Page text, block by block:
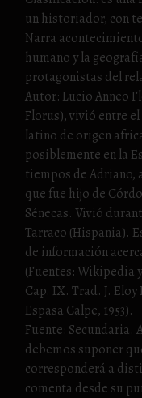
un historiador, con
Narra
humano y la
protagonistas del
Autor: Lucio Anneo
Florus), vivió entre
latino de origen
posiblemente en la
tiempos de Adriano,
que fue hijo de
Sénecas. Vivió
Tarraco (Hispania).
de información
(Fuentes: Wikipedia
Cap. IX. Trad. J.
Espasa Calpe, 1953).
Fuente:
debemos suponer
corresponderá a
comenta desde su